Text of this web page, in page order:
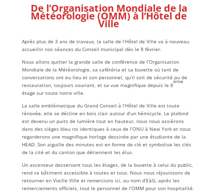
De l’Organisation Mondiale de la
Météorologie (OMM) à l’Hôtel de
Ville
Après plus de 3 ans de travaux, la salle de l’Hôtel de Ville va à nouveau
accueillir nos séances du Conseil municipal dès le 8 février.
Nous allons quitter la grande salle de conférence de l’Organisation
Mondiale de la Météorologie, sa cafétéria et sa buvette où tant de
conversations ont eu lieu et son personnel, qu’il soit de sécurité ou de
restauration, toujours souriant, et sa vue magnifique depuis le 8
ème
étage sur toute notre ville.
La salle emblématique du Grand Conseil à l’Hôtel de Ville est toute
rénovée, elle se décline en bois clair autour d’un hémicycle. Le plafond
est devenu un puits de lumière tout en hauteur, nous nous assiérons
dans des sièges bleu roi identiques à ceux de l’ONU à New York et nous
regarderons une magnifique horloge dessinée par une étudiante de la
HEAD. Son aiguille des minutes est en forme de clé et symbolise les clés
de la cité et du canton que détiennent les élus.
Un ascenseur desservant tous les étages, de la buvette à celui du public,
rend ce bâtiment accessible à toutes et tous. Nous nous réjouissons de
retourner en Vieille Ville et remercions ici, au nom d’EàG, après les
remerciements officiels, tout le personnel de l’OMM pour son hospitalité.